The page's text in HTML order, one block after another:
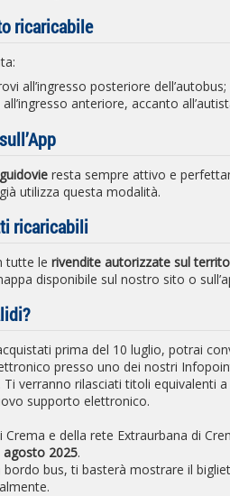
ricaricabile
all’ingresso posteriore dell’autobus;
anteriore, accanto
resta sempre attivo e
utilizza questa modalità.
ricaricabili
tutte le rivendite autorizzate sul
disponibile sul nostro sito o
prima del 10 luglio, potrai
presso uno dei nostri
verranno rilasciati titoli equivalenti a
supporto elettronico.
Crema e della rete Extraurbana di
agosto 2025.
bordo bus, ti basterà mostrare il